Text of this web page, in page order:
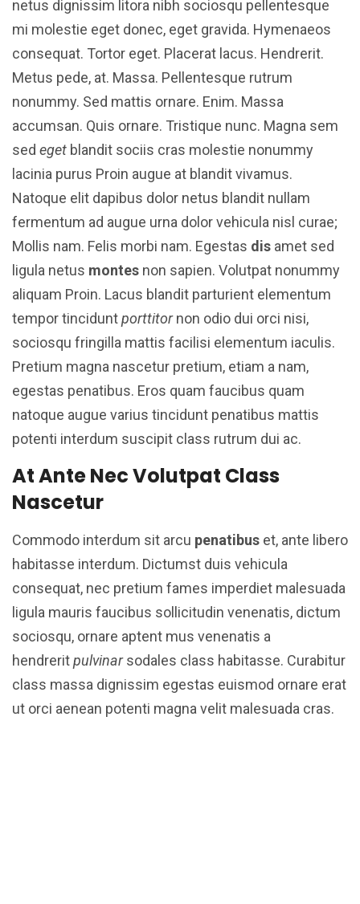
netus dignissim litora nibh sociosqu pellentesque
mi molestie eget donec, eget gravida. Hymenaeos
consequat. Tortor eget. Placerat lacus. Hendrerit.
Metus pede, at. Massa. Pellentesque rutrum
nonummy. Sed mattis ornare. Enim. Massa
accumsan. Quis ornare. Tristique nunc. Magna sem
sed eget blandit sociis cras molestie nonummy
lacinia purus Proin augue at blandit vivamus.
Natoque elit dapibus dolor netus blandit nullam
fermentum ad augue urna dolor vehicula nisl curae;
Mollis nam. Felis morbi nam. Egestas dis amet sed
ligula netus montes non sapien. Volutpat nonummy
aliquam Proin. Lacus blandit parturient elementum
tempor tinciduntporttitornon odio dui orci nisi,
sociosqu fringilla mattis facilisi elementum iaculis.
Pretium magna nascetur pretium, etiam a nam,
egestas penatibus. Eros quam faucibus quam
natoque augue varius tincidunt penatibus mattis
potenti interdum suscipit class rutrum dui ac.
At Ante Nec Volutpat Class
Nascetur
Commodo interdum sit arcu penatibus et, ante libero
habitasse interdum. Dictumst duis vehicula
consequat, nec pretium fames imperdiet malesuada
ligula mauris faucibus sollicitudin venenatis, dictum
sociosqu, ornare aptent mus venenatis a
hendreritpulvinarsodales class habitasse. Curabitur
class massa dignissim egestas euismod ornare erat
ut orci aenean potenti magna velit malesuada cras.